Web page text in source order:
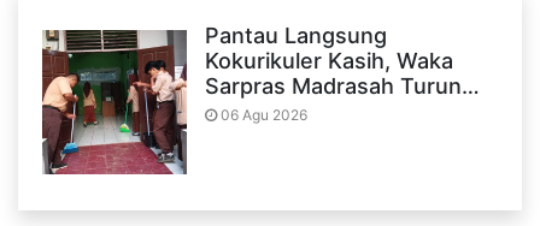
Pantau Langsung
Kokurikuler Kasih, Waka
Sarpras Madrasah Turun…
06 Agu 2026